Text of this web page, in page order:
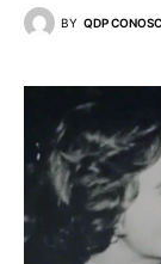
BY QDP